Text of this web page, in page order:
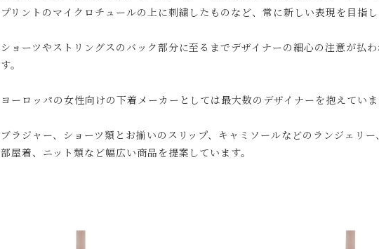
プリントのマイクロチュールの上に刺繍したものなど、常に新しい表現を目指
ショーツやストリングスのバック部分に至るまでデザイナーの細心の注意が払
す。
ヨーロッパの女性向けの下着メーカーとしては最大数のデザイナーを抱えてい
ブラジャー、ショーツ類とお揃いのスリップ、キャミソールなどのランジェリー
部屋着、ニット類など幅広い商品を提案しています。